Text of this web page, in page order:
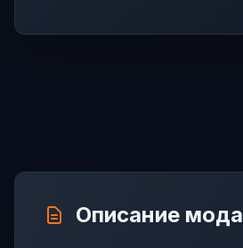
Описание мода